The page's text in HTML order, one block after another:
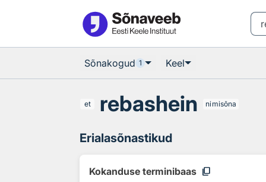
Sõnakogud 1 Keel
et rebashein nimisõna
Erialasõnastikud
Kokanduse terminibaas content_copy